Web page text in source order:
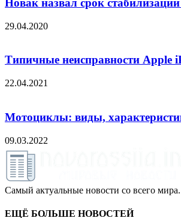
Новак назвал срок
29.04.2020
Типичные неисправности Apple
22.04.2021
Мотоциклы: виды,
09.03.2022
Самый актуальные новости со всего
ЕЩЁ БОЛЬШЕ НОВОСТЕЙ